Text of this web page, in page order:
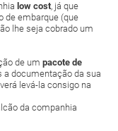
low cost, já que
de embarque (que
lhe seja cobrado um
de um pacote de
a documentação da sua
levá-la consigo na
da companhia